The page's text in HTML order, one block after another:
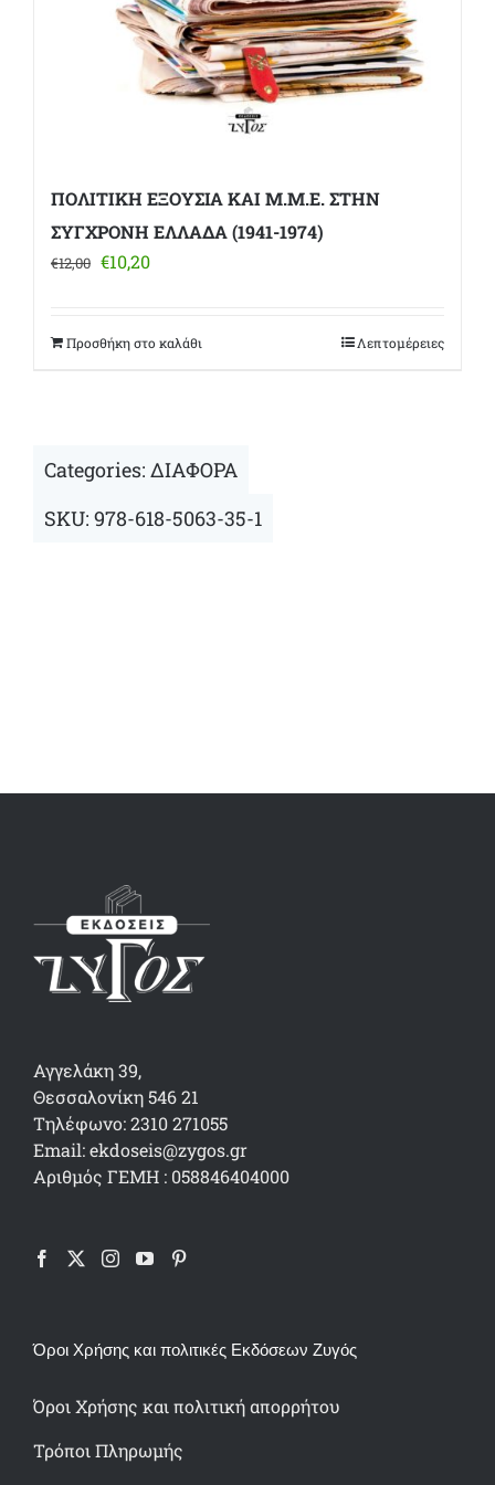
ΠΟΛΙΤΙΚΗ ΕΞΟΥΣΙΑ ΚΑΙ Μ.Μ.Ε. ΣΤΗΝ
ΣΥΓΧΡΟΝΗ ΕΛΛΑΔΑ (1941-1974)
€12,00 Original
€12,00.
€10,20Η
είναι:
Προσθήκη στο καλάθι Λεπτομέρειες
Categories: ΔΙΑΦΟΡΑ
SKU: 978-618-5063-35-1
Αγγελάκη 39,
Θεσσαλονίκη 546 21
Τηλέφωνο: 2310 271055
Email: ekdoseis@zygos.gr
Αριθμός ΓΕΜΗ : 058846404000
Όροι Χρήσης και πολιτικές Εκδόσεων Ζυγός
Όροι Χρήσης και πολιτική απορρήτου
Τρόποι Πληρωμής